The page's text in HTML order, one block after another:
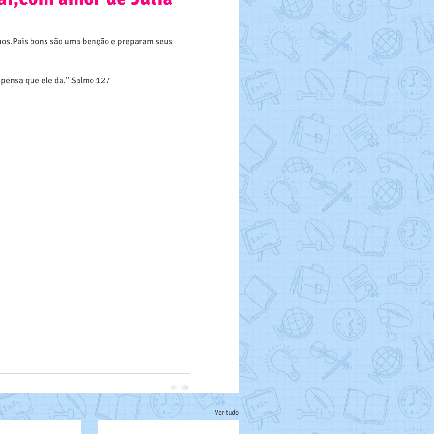
bons são uma benção e preparam seus
que ele dá." Salmo 127
Ver tudo